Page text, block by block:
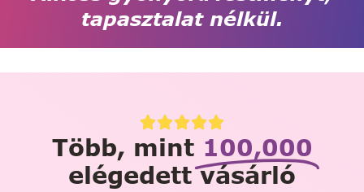
tapasztalat nélkül.
Több, mint 100,000
elégedett vásárló